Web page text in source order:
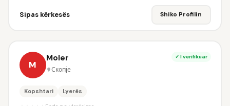
Sipas kërkesës Shiko Profilin
M
Moler
Скопје
✓ I verifikuar
Kopshtari Lyerës